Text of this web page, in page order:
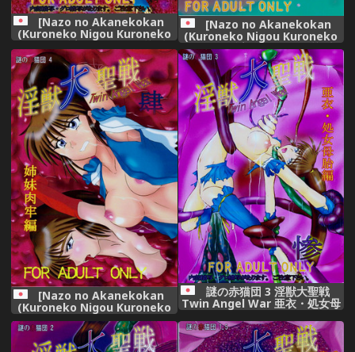
[Nazo no Akanekokan
(Kuroneko Nigou Kuroneko
Reigou)] 謎の赤猫団 6 淫獣大
聖戦 勒 Twin Angel War 姉妹
肉牢編・魔 (Injuu Seisen
Twin Angels)
[Nazo no Akanekokan
(Kuroneko Nigou Kuroneko
Reigou)] 謎の赤猫団 5 淫獣大
聖戦 護 Twin Angel War 姉妹
肉牢編・淫 (Injuu Seisen
Twin Angels)
[Nazo no Akanekokan
(Kuroneko Nigou Kuroneko
Reigou)] Injuu Daiseisen
Yon - Shimai Nikurou Hen
(Inju Seisen Twin Angels)
謎の赤猫団 3 淫獣大聖戦
Twin Angel War 亜衣・処女母